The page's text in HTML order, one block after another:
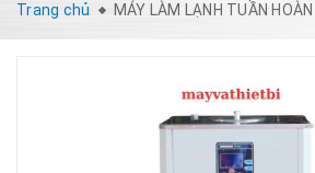
Trang chủ MÁY LÀM LẠNH TUẦN